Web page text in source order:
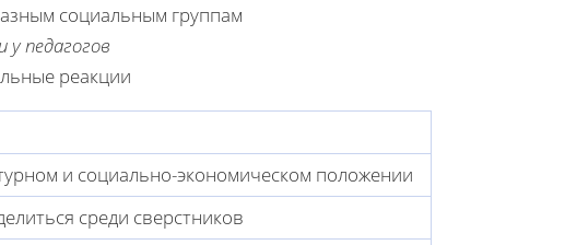
социальным группам
педагогов
реакции
и социально-экономическом положении
среди сверстников